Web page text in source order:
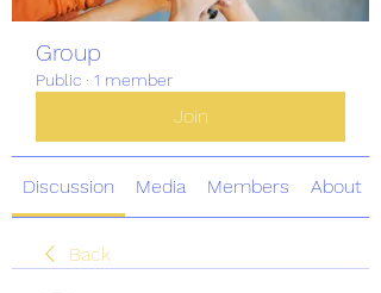
Group
Public · 1 member
Join
Discussion Media Members About
Back